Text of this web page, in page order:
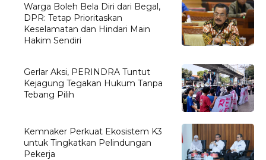
Warga Boleh Bela Diri dari Begal,
DPR: Tetap Prioritaskan
Keselamatan dan Hindari Main
Hakim Sendiri
Gerlar Aksi, PERINDRA Tuntut
Kejagung Tegakan Hukum Tanpa
Tebang Pilih
Kemnaker Perkuat Ekosistem K3
untuk Tingkatkan Pelindungan
Pekerja